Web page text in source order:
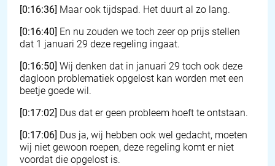
[0:16:36] Maar ook tijdspad. Het duurt al zo lang.
[0:16:40] En nu zouden we toch zeer op prijs stellen
dat 1 januari 29 deze regeling ingaat.
[0:16:50] Wij denken dat in januari 29 toch ook deze
dagloon problematiek opgelost kan worden met een
beetje goede wil.
[0:17:02] Dus dat er geen probleem hoeft te ontstaan.
[0:17:06] Dus ja, wij hebben ook wel gedacht, moeten
wij niet gewoon roepen, deze regeling komt er niet
voordat die opgelost is.